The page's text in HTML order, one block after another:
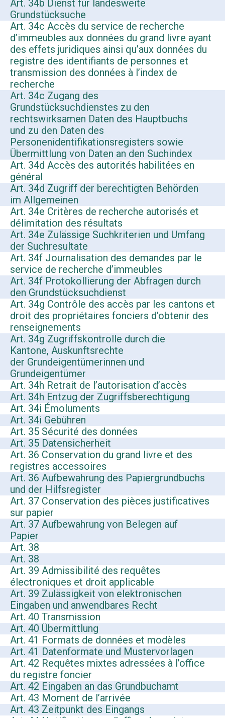
Art. 34b Dienst für landesweite
Grundstücksuche
Art. 34c Accès du service de recherche
d’immeubles aux données du grand livre ayant
des effets juridiques ainsi qu’aux données du
registre des identifiants de personnes et
transmission des données à l’index de
recherche
Art. 34c Zugang des
Grundstücksuchdienstes zu den
rechtswirksamen Daten des Hauptbuchs
und zu den Daten des
Personenidentifikationsregisters sowie
Übermittlung von Daten an den Suchindex
Art. 34d Accès des autorités habilitées en
général
Art. 34d Zugriff der berechtigten Behörden
im Allgemeinen
Art. 34e Critères de recherche autorisés et
délimitation des résultats
Art. 34e Zulässige Suchkriterien und Umfang
der Suchresultate
Art. 34f Journalisation des demandes par le
service de recherche d’immeubles
Art. 34f Protokollierung der Abfragen durch
den Grundstücksuchdienst
Art. 34g Contrôle des accès par les cantons et
droit des propriétaires fonciers d’obtenir des
renseignements
Art. 34g Zugriffskontrolle durch die
Kantone, Auskunftsrechte
der Grundeigentümerinnen und
Grundeigentümer
Art. 34h Retrait de l’autorisation d’accès
Art. 34h Entzug der Zugriffsberechtigung
Art. 34i Émoluments
Art. 34i Gebühren
Art. 35 Sécurité des données
Art. 35 Datensicherheit
Art. 36 Conservation du grand livre et des
registres accessoires
Art. 36 Aufbewahrung des Papiergrundbuchs
und der Hilfsregister
Art. 37 Conservation des pièces justificatives
sur papier
Art. 37 Aufbewahrung von Belegen auf
Papier
Art. 38
Art. 38
Art. 39 Admissibilité des requêtes
électroniques et droit applicable
Art. 39 Zulässigkeit von elektronischen
Eingaben und anwendbares Recht
Art. 40 Transmission
Art. 40 Übermittlung
Art. 41 Formats de données et modèles
Art. 41 Datenformate und Mustervorlagen
Art. 42 Requêtes mixtes adressées à l’office
du registre foncier
Art. 42 Eingaben an das Grundbuchamt
Art. 43 Moment de l’arrivée
Art. 43 Zeitpunkt des Eingangs